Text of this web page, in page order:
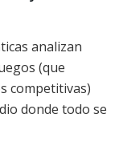
analizan
(que
competitivas)
donde todo se